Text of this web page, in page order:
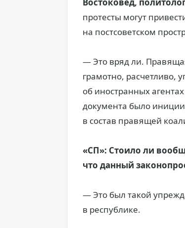
протесты могут
на постсоветском
— Это вряд ли.
грамотно, расчетливо,
об иностранных
документа было
в состав правящей
«СП»: Стоило ли
что данный
— Это был такой
в республике.